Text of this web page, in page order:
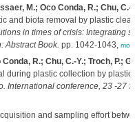
M.; Oco Conda, R.; Chu, C.-
and biota removal by plastic
in times of crisis: Integrating
Abstract Book. pp. 1042-1043,
R.; Chu, C.-Y.; Troch, P.;
during plastic collection by
International conference, 23 -27
and sampling effort